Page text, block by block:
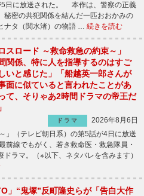
5日に放送された。 本作は、警察の正義
秘密の共犯関係を結んだ一匹おおかみの
ナタ（関水渚）の物語 … 続きを読む
スロード ～救命救急の約束～」
間関係、特に人を指導するのはすご
いと感じた」「船越英一郎さんが
事面に似ていると言われたことがあ
て、そりゃあ2時間ドラマの帝王だ
ドラマ
2026年8月6日
」（テレビ朝日系）の第5話が4日に放送
線でもがく、若き救命医・救急隊員・
ラマ。（※以下、ネタバレを含みます）
」“鬼塚”反町隆史らが「告白大作